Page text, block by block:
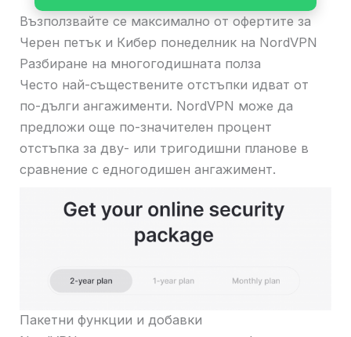
Възползвайте се максимално от офертите за
Черен петък и Кибер понеделник на NordVPN
Разбиране на многогодишната полза
Често най-съществените отстъпки идват от
по-дълги ангажименти. NordVPN може да
предложи още по-значителен процент
отстъпка за дву- или тригодишни планове в
сравнение с едногодишен ангажимент.
Пакетни функции и добавки